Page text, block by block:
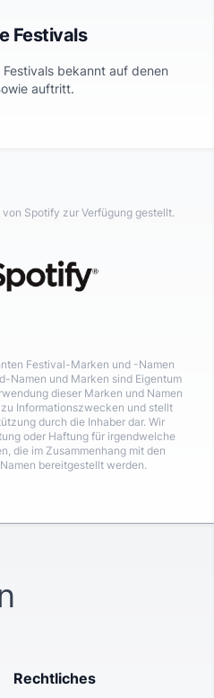
Festivals
bekannt auf denen
auftritt.
Spotify zur Verfügung gestellt.
Festival-Marken und -Namen
Namen und Marken sind Eigentum
dieser Marken und Namen
Informationszwecken und stellt
durch die Inhaber dar. Wir
oder Haftung für irgendwelche
die im Zusammenhang mit den
bereitgestellt werden.
Rechtliches